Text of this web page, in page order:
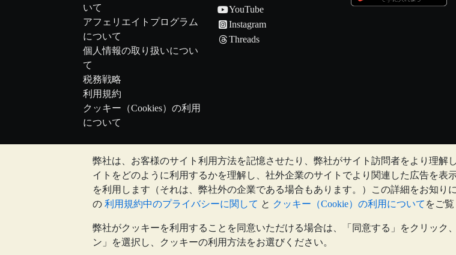
弊社は、お客様のサイト利用方法を記憶させたり、弊社がサイト訪問者をより理解
イトをどのように利用するかを理解し、社外企業のサイトでより関連した広告を表
を利用します（それは、弊社外の企業である場合もあります。）この詳細をお知り
の 利用規約中のプライバシーに関して と クッキー（Cookie）の利用について をご覧
弊社がクッキーを利用することを同意いただける場合は、「同意する」をクリック
ン」を選択し、クッキーの利用方法をお選びください。
いて
アフェリエイトプログラム
について
個人情報の取り扱いについ
て
税務戦略
利用規約
クッキー（Cookies）の利用
について
YouTube
Instagram
Threads
注: 貴金属の価値は下落することもあれば上昇することもあります。過去の傾向は、
のウェブサイト上、もしくはBullionVaultとのコミュニケーション上のいかなる内容
を所有することが適切かどうかを判断するために、専門家の助言を求めることをお勧
Galmarley Ltd, trading as BullionVault, registered in England and Wales 4943684 BullionVault